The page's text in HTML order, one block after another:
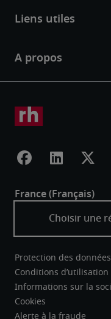
Protection des
Conditions d’utilisation
Informations sur la
Cookies
Alerte à la fraude